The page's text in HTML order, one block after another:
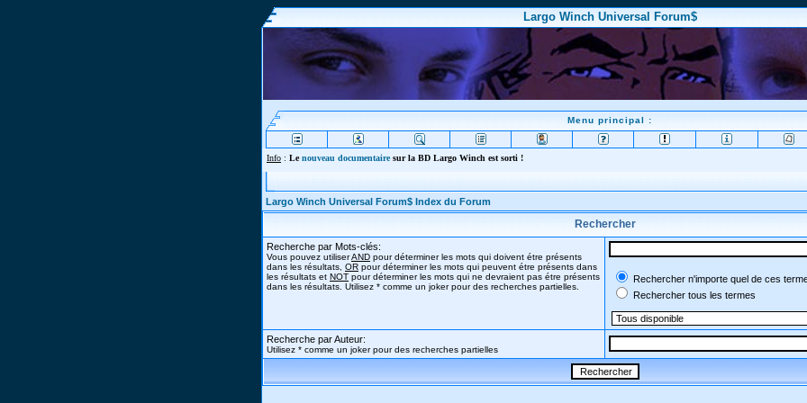
Largo Winch Universal Forum$
Menu principal :
Info : Lenouveau documentairesur la BD Largo Winch est sorti !
Largo Winch Universal Forum$ Index du Forum
Rechercher
Recherche par Mots-clés:
Vous pouvez utiliserAND pour déterminer les mots qui doivent étre présents
dans les résultats, OR pour déterminer les mots qui peuvent étre présents dans
les résultats et NOT pour déterminer les mots qui ne devraient pas étre présents
dans les résultats. Utilisez * comme un joker pour des recherches partielles.
Rechercher n'importe quel de ces
Rechercher tous les termes
Recherche par Auteur:
Utilisez * comme un joker pour des recherches partielles